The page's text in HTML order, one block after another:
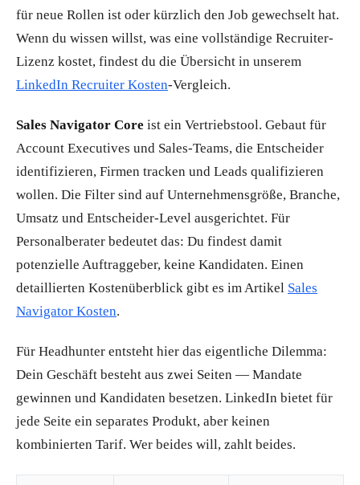
für neue Rollen ist oder kürzlich den Job gewechselt hat.
Wenn du wissen willst, was eine vollständige Recruiter-
Lizenz kostet, findest du die Übersicht in unserem
LinkedIn Recruiter Kosten-Vergleich.
Sales Navigator Core ist ein Vertriebstool. Gebaut für
Account Executives und Sales-Teams, die Entscheider
identifizieren, Firmen tracken und Leads qualifizieren
wollen. Die Filter sind auf Unternehmensgröße, Branche,
Umsatz und Entscheider-Level ausgerichtet. Für
Personalberater bedeutet das: Du findest damit
potenzielle Auftraggeber, keine Kandidaten. Einen
detaillierten Kostenüberblick gibt es im Artikel Sales
Navigator Kosten.
Für Headhunter entsteht hier das eigentliche Dilemma:
Dein Geschäft besteht aus zwei Seiten — Mandate
gewinnen und Kandidaten besetzen. LinkedIn bietet für
jede Seite ein separates Produkt, aber keinen
kombinierten Tarif. Wer beides will, zahlt beides.